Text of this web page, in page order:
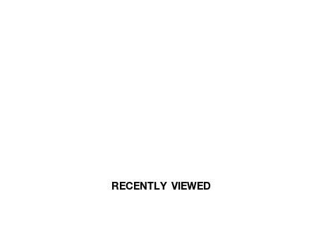
RECENTLY VIEWED